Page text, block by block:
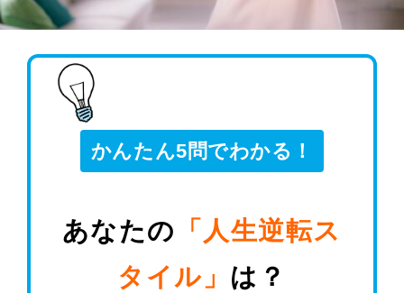
かんたん5問でわかる！
あなたの 「人生逆転ス
タイル」 は？